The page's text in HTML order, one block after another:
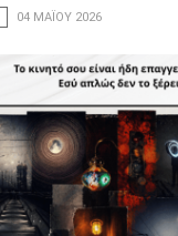
04 ΜΑΪ́ΟΥ 2026